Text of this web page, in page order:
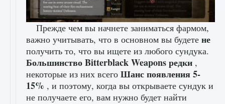
Прежде чем вы начнете заниматься фармом,
важно учитывать, что в основном вы будете не
получить то, что вы ищете из любого сундука.
Большинство Bitterblack Weapons редки ,
некоторые из них всего Шанс появления 5-
15% , и поэтому, когда вы открываете сундук и
не получаете его, вам нужно будет найти